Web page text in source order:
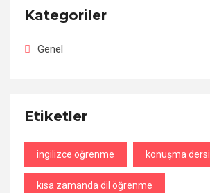
Kategoriler
Genel
Etiketler
ingilizce öğrenme konuşma dersi
kısa zamanda dil öğrenme